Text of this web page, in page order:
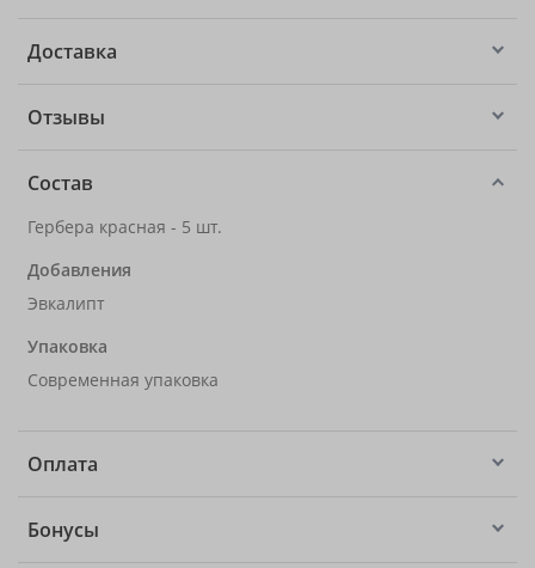
Доставка
Отзывы
Состав
Гербера красная - 5 шт.
Добавления
Эвкалипт
Упаковка
Современная упаковка
Оплата
Бонусы